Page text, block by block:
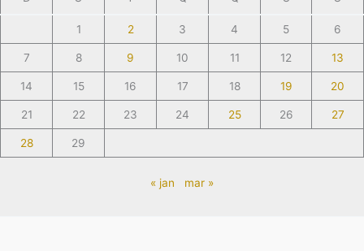
1 2 3 4 5 6
7 8 9 10 11 12 13
14 15 16 17 18 19 20
21 22 23 24 25 26 27
28 29
« jan mar »